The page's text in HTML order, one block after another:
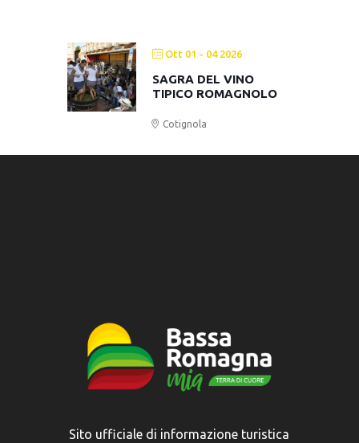
Ott 01 - 04 2026
SAGRA DEL VINO
TIPICO ROMAGNOLO
Cotignola
Sito ufficiale di informazione turistica